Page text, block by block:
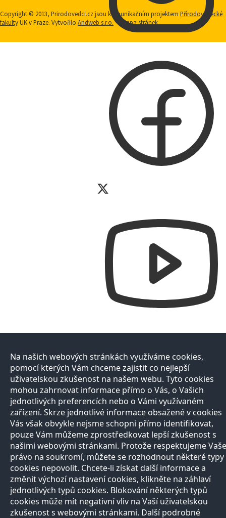
Copyright © 2013, Prirodovedci.cz jsou komunikačním projektem Přírodovědecké
fakultyUK v Praze. Vytvořilo Andweb s.r.o. Mapa stránek
Na našich webových stránkách využíváme cookies,
pomocí kterých Vám chceme zajistit co nejlepší
uživatelskou zkušenost na našem webu. Tyto cookies
mohou zahrnovat informace přímo o Vás, o Vašich
jednotlivých preferencích nebo o Vámi využívaném
zařízení. Skrze jednotlivé informace obsažené v cookies
Vás však obvykle nejsme schopni přímo identifikovat,
pouze Vám můžeme zprostředkovat lepší zkušenost s
našimi webovými stránkami. Protože respektujeme Vaše
právo na soukromí, můžete se rozhodnout některé typy
cookies nepovolit. Chcete-li získat další informace a
změnit výchozí nastavení cookies, klikněte na záhlaví
jednotlivých typů cookies. Blokování některých typů
cookies může mít negativní vliv na Vaší uživatelskou
zkušenost s webovými stránkami. Další podrobné